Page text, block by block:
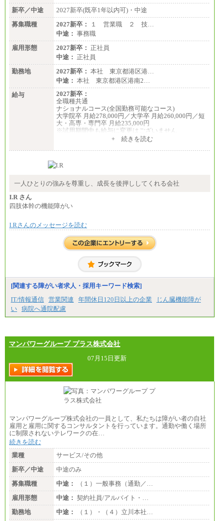
新卒／中途
2027新卒(既卒1年以内可)・中途
募集職種
2027新卒：
１ 営業職 ２ 技…
中途： 事務職
雇用形態
2027新卒： 正社員
中途： 正社員
勤務地
2027新卒： 本社 東京都港区港…
中途： 本社 東京都港区港南2…
給与
2027新卒：
全職種共通
ナショナルコース(全国勤務可能なコース)
大学院卒 月給278,000円／大学卒 月給260,000円／短
大・高専・専門卒 月給235,000円
※試用期間中も給与に変更はございません
大学院卒 月給264,000円／大学卒 月給250,000円／短
※試用期間中も給与に変更はございません
月給：250,000円～400,000円
+ 続きを読む
一人ひとりの強みを尊重し、成長を後押ししてくれる会社
I.R さん
四肢体幹の機能障がい
I.Rさんのメッセージを読む
[関連する障がい者求人・採用キーワード検索]
IT/情報通信 営業関連 年間休日120日以上の企業
じん臓機能障が
い 病院へ通院配慮
マンパワーグループ プラス株式会社
07月15日更新
マンパワーグループ株式会社の一員として、私たちは障がい者の自社
雇用と雇用に関するコンサルタントを行っています。通勤や働く場所
に制限されないテレワークの在…
続きを読む
業種
サービス/その他
新卒／中途
中途のみ
募集職種
中途：
（１）一般事務（通勤／…
雇用形態
中途： 契約社員/アルバイト・…
勤務地
中途：
（１）・（４）立川本社…